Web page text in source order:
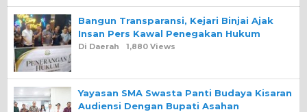
Bangun Transparansi, Kejari Binjai Ajak
Insan Pers Kawal Penegakan Hukum
Di Daerah 1,880 Views
Yayasan SMA Swasta Panti Budaya Kisaran
Audiensi Dengan Bupati Asahan